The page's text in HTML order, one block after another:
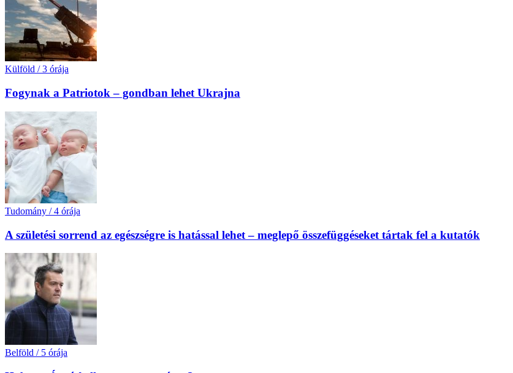
Külföld / 3 órája
Fogynak a Patriotok – gondban lehet Ukrajna
Tudomány / 4 órája
A születési sorrend az egészségre is hatással lehet – meglepő összefüggéseket tártak fel a kutatók
Belföld / 5 órája